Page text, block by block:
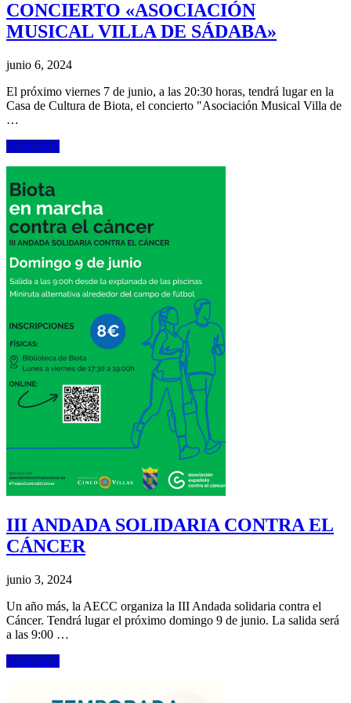
CONCIERTO «ASOCIACIÓN
MUSICAL VILLA DE SÁDABA»
junio 6, 2024
El próximo viernes 7 de junio, a las 20:30 horas, tendrá lugar en la
Casa de Cultura de Biota, el concierto "Asociación Musical Villa de
…
[Leer más]
III ANDADA SOLIDARIA CONTRA EL
CÁNCER
junio 3, 2024
Un año más, la AECC organiza la III Andada solidaria contra el
Cáncer. Tendrá lugar el próximo domingo 9 de junio. La salida será
a las 9:00 …
[Leer más]